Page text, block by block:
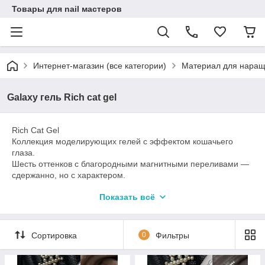
Товары для nail мастеров
Интернет-магазин (все категории) Материал для
Galaxy гель Rich cat gel
Rich Cat Gel
Коллекция моделирующих гелей с эффектом кошачьего
глаза.
Шесть оттенков с благородными магнитными переливами —
сдержанно, но с характером.
более выразительным.
Сдержанно. Чисто. Уверенно.
Техническое описание:
Показать всё
Сортировка 0 Фильтры